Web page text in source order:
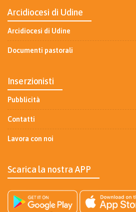
Arcidiocesi di Udine
Arcidiocesi di Udine
Documenti pastorali
Inserzionisti
Pubblicità
Contatti
Lavora con noi
Scarica la nostra APP